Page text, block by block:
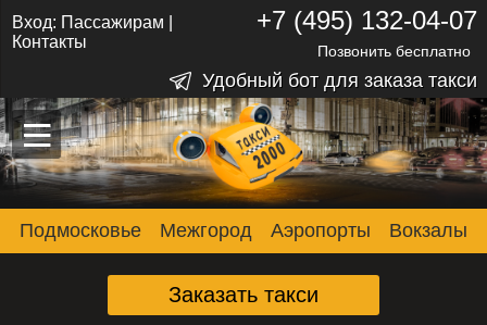
–
–
–
Вход: Пассажирам
Контакты
+7 (495) 132-04-07
Позвонить бесплатно
Удобный бот для заказа такси
Подмосковье Межгород Аэропорты Вокзалы
Заказать такси